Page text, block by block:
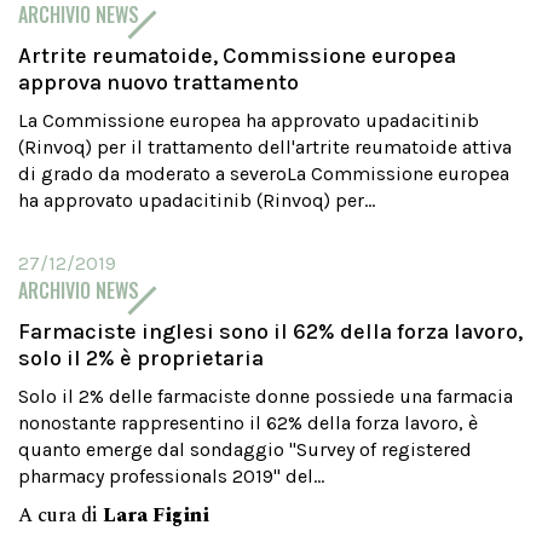
ARCHIVIO NEWS
Artrite reumatoide, Commissione europea
approva nuovo trattamento
La Commissione europea ha approvato upadacitinib
(Rinvoq) per il trattamento dell'artrite reumatoide attiva
di grado da moderato a severoLa Commissione europea
ha approvato upadacitinib (Rinvoq) per...
27/12/2019
ARCHIVIO NEWS
Farmaciste inglesi sono il 62% della forza lavoro,
solo il 2% è proprietaria
Solo il 2% delle farmaciste donne possiede una farmacia
nonostante rappresentino il 62% della forza lavoro, è
quanto emerge dal sondaggio "Survey of registered
pharmacy professionals 2019" del...
A cura di Lara Figini